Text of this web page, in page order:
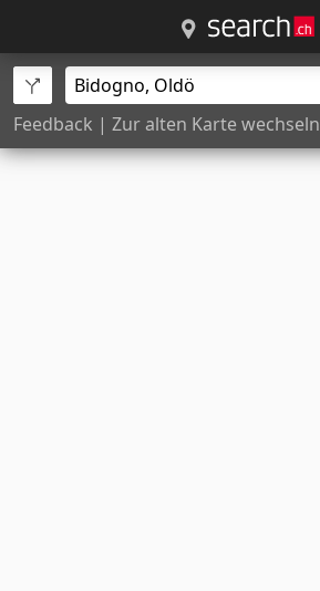
Feedback | Zur alten Karte wechseln